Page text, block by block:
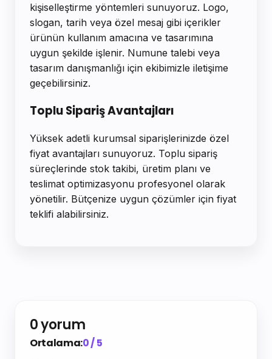
kişiselleştirme yöntemleri sunuyoruz. Logo,
slogan, tarih veya özel mesaj gibi içerikler
ürünün kullanım amacına ve tasarımına
uygun şekilde işlenir. Numune talebi veya
tasarım danışmanlığı için ekibimizle iletişime
geçebilirsiniz.
Toplu Sipariş Avantajları
Yüksek adetli kurumsal siparişlerinizde özel
fiyat avantajları sunuyoruz. Toplu sipariş
süreçlerinde stok takibi, üretim planı ve
teslimat optimizasyonu profesyonel olarak
yönetilir. Bütçenize uygun çözümler için fiyat
teklifi alabilirsiniz.
0 yorum
Ortalama:0 / 5